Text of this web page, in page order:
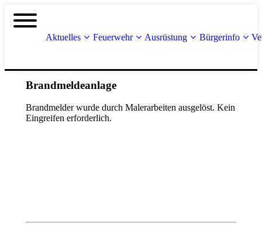
Aktuelles Feuerwehr Ausrüstung Bürgerinfo
Brandmeldeanlage
Brandmelder wurde durch Malerarbeiten ausgelöst. Kein
Eingreifen erforderlich.